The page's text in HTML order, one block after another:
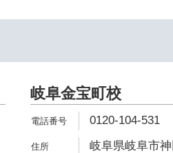
岐阜金宝町校
0120-104-531
岐阜県岐阜市